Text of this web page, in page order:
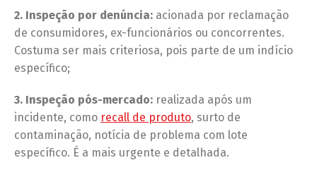
2. Inspeção por denúncia: acionada por reclamação
de consumidores, ex-funcionários ou concorrentes.
Costuma ser mais criteriosa, pois parte de um indício
específico;
3. Inspeção pós-mercado: realizada após um
incidente, como recall de produto, surto de
contaminação, notícia de problema com lote
específico. É a mais urgente e detalhada.